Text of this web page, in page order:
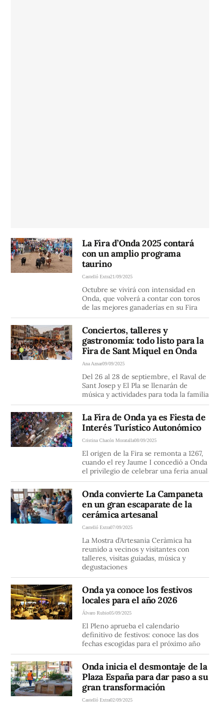
La Fira d’Onda 2025 contará
con un amplio programa
taurino
Castelló Extra21/09/2025
Octubre se vivirá con intensidad en
Onda, que volverá a contar con toros
de las mejores ganaderías en su Fira
Conciertos, talleres y
gastronomía: todo listo para la
Fira de Sant Miquel en Onda
Ana Aznar09/09/2025
Del 26 al 28 de septiembre, el Raval de
Sant Josep y El Pla se llenarán de
música y actividades para toda la familia
La Fira de Onda ya es Fiesta de
Interés Turístico Autonómico
Cristina Chacón Moratalla08/09/2025
El origen de la Fira se remonta a 1267,
cuando el rey Jaume I concedió a Onda
el privilegio de celebrar una feria anual
Onda convierte La Campaneta
en un gran escaparate de la
cerámica artesanal
Castelló Extra07/09/2025
La Mostra d’Artesania Ceràmica ha
reunido a vecinos y visitantes con
talleres, visitas guiadas, música y
degustaciones
Onda ya conoce los festivos
locales para el año 2026
Álvaro Rubio05/09/2025
El Pleno aprueba el calendario
definitivo de festivos: conoce las dos
fechas escogidas para el próximo año
Onda inicia el desmontaje de la
Plaza España para dar paso a su
gran transformación
Castelló Extra02/09/2025